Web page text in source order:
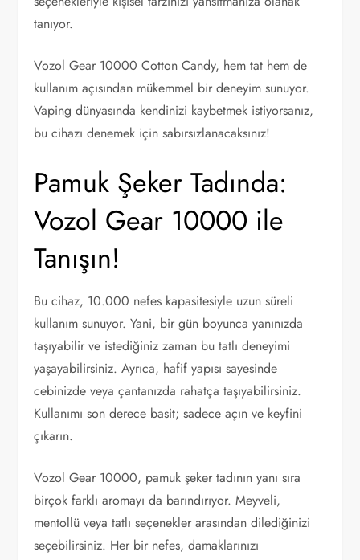
tanıyor.
Vozol Gear 10000 Cotton Candy, hem tat hem de
kullanım açısından mükemmel bir deneyim sunuyor.
Vaping dünyasında kendinizi kaybetmek istiyorsanız,
bu cihazı denemek için sabırsızlanacaksınız!
Pamuk Şeker Tadında:
Vozol Gear 10000 ile
Tanışın!
Bu cihaz, 10.000 nefes kapasitesiyle uzun süreli
kullanım sunuyor. Yani, bir gün boyunca yanınızda
taşıyabilir ve istediğiniz zaman bu tatlı deneyimi
yaşayabilirsiniz. Ayrıca, hafif yapısı sayesinde
cebinizde veya çantanızda rahatça taşıyabilirsiniz.
Kullanımı son derece basit; sadece açın ve keyfini
çıkarın.
Vozol Gear 10000, pamuk şeker tadının yanı sıra
birçok farklı aromayı da barındırıyor. Meyveli,
mentollü veya tatlı seçenekler arasından dilediğinizi
seçebilirsiniz. Her bir nefes, damaklarınızı